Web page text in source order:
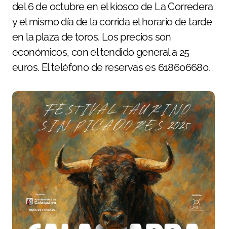
del 6 de octubre en el kiosco de La Corredera
y el mismo día de la corrida el horario de tarde
en la plaza de toros. Los precios son
económicos, con el tendido general a 25
euros. El teléfono de reservas es 618606680.